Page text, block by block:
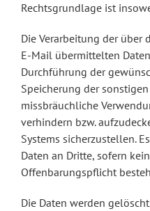
Rechtsgrundlage ist
Die Verarbeitung der über
E-Mail übermittelten
Durchführung der
Speicherung der
missbräuchliche
verhindern bzw.
Systems sicherzustellen.
Daten an Dritte, sofern
Offenbarungspflicht
Die Daten werden